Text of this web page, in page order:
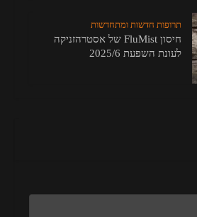
תרופות חדשות ומתחדשות
חיסון FluMist של אסטרהזניקה
לעונת השפעת 2025/6